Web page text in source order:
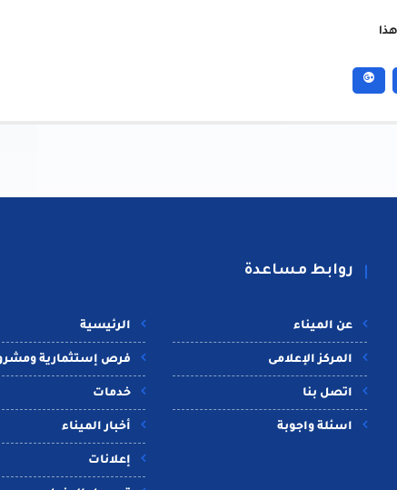
روابط مساعدة
الرئيسية
فرص إستثمارية
خدمات
أخبار الميناء
إعلانات
عن الميناء
المركز الإعلامى
اتصل بنا
اسئلة واجوبة